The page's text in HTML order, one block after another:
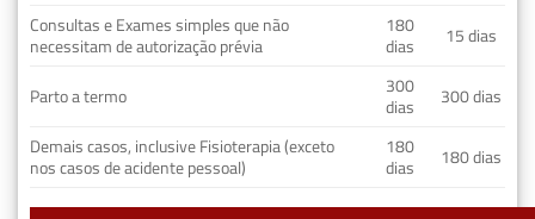
Consultas e Exames simples que não
necessitam de autorização prévia
180
dias
15 dias
Parto a termo
300
dias
300 dias
Demais casos, inclusive Fisioterapia (exceto
nos casos de acidente pessoal)
180
dias
180 dias